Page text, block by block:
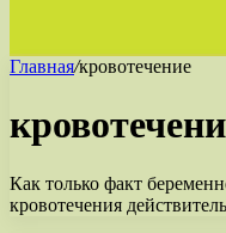
Главная/кровотечение
Как только факт
кровотечения